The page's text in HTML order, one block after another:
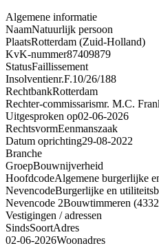
Algemene informatie
NaamNatuurlijk persoon
PlaatsRotterdam (Zuid-Holland)
KvK-nummer87409879
StatusFaillissement
Insolventienr.F.10/26/188
RechtbankRotterdam
Rechter-commissarismr. M.C.
Uitgesproken op02-06-2026
RechtsvormEenmanszaak
Datum oprichting29-08-2022
Branche
GroepBouwnijverheid
HoofdcodeAlgemene burgerlijke
NevencodeBurgerlijke en
Nevencode 2Bouwtimmeren
Vestigingen / adressen
SindsSoortAdres
02-06-2026Woonadres